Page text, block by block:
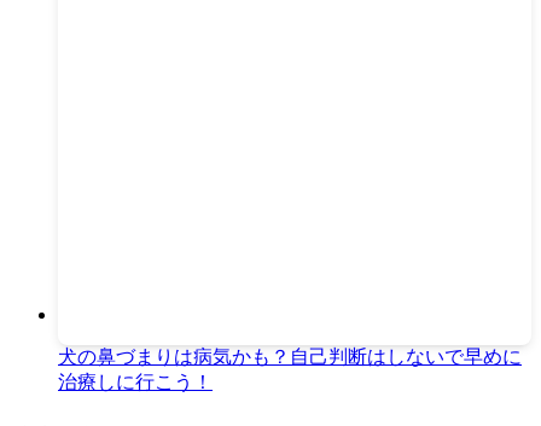
犬の鼻づまりは病気かも？自己判断はしないで早めに
治療しに行こう！